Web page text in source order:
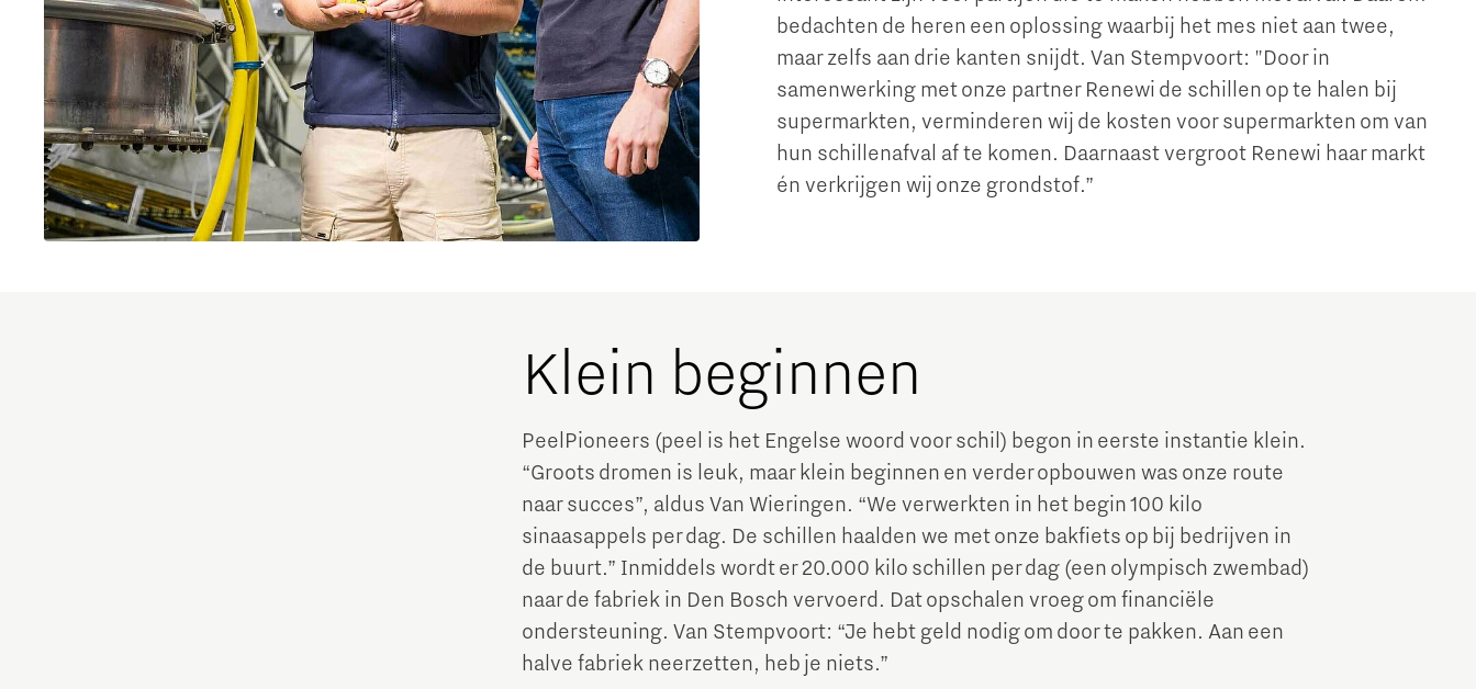
bedachten de heren een oplossing waarbij het mes niet aan twee,
maar zelfs aan drie kanten snijdt. Van Stempvoort: "Door in
samenwerking met onze partner Renewi de schillen op te halen bij
supermarkten, verminderen wij de kosten voor supermarkten om van
hun schillenafval af te komen. Daarnaast vergroot Renewi haar markt
én verkrijgen wij onze grondstof.”
Klein beginnen
PeelPioneers (peel is het Engelse woord voor schil) begon in eerste instantie klein.
“Groots dromen is leuk, maar klein beginnen en verder opbouwen was onze route
naar succes”, aldus Van Wieringen. “We verwerkten in het begin 100 kilo
sinaasappels per dag. De schillen haalden we met onze bakfiets op bij bedrijven in
de buurt.” Inmiddels wordt er 20.000 kilo schillen per dag (een olympisch zwembad)
naar de fabriek in Den Bosch vervoerd. Dat opschalen vroeg om financiële
ondersteuning. Van Stempvoort: “Je hebt geld nodig om door te pakken. Aan een
halve fabriek neerzetten, heb je niets.”